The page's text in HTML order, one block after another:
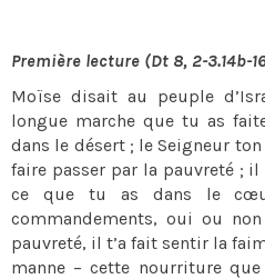
Première lecture (Dt 8, 2-3.14b-
Moïse disait au peuple
longue marche que tu as
dans le désert ; le Seigneur
faire passer par la pauvreté ;
ce que tu as dans le
commandements, oui ou
pauvreté, il t’a fait sentir la
manne – cette nourriture